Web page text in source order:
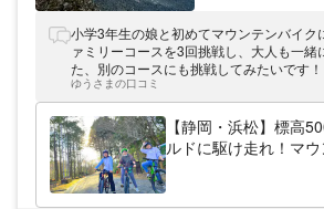
り、景色もお楽しみいた
上のお客様がマウン
れた！」と大興奮。
小学3年生の娘と初めてマウンテンバイク
ァミリーコースを3回挑戦し、大人も一緒
た、別のコースにも挑戦してみたいです
がとっても良かったです。
ゆうさまの口コミ
【静岡・浜松】標高
ルドに駆け走れ！マ